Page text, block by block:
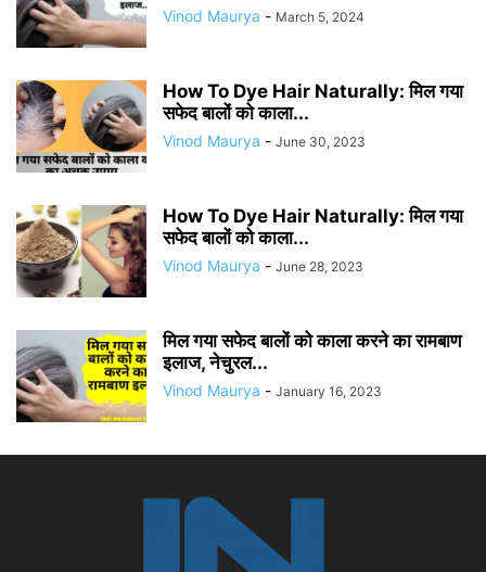
Vinod Maurya - March 5, 2024
How To Dye Hair Naturally: मिल गया
सफेद बालों को काला...
Vinod Maurya - June 30, 2023
How To Dye Hair Naturally: मिल गया
सफेद बालों को काला...
Vinod Maurya - June 28, 2023
मिल गया सफेद बालों को काला करने का रामबाण
इलाज, नेचुरल...
Vinod Maurya - January 16, 2023